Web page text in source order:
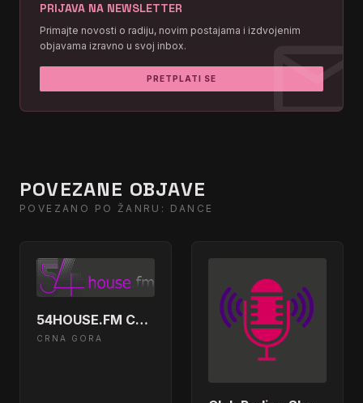
PRIJAVA NA NEWSLETTER
Primajte novosti o radiju, novim postajama i izdvojenim
objavama izravno u svoj inbox.
PRETPLATI SE
POVEZANE OBJAVE
POVEZANO PO ŽANRU: DANCE
54HOUSE.FM CLUB
CRNA GORA